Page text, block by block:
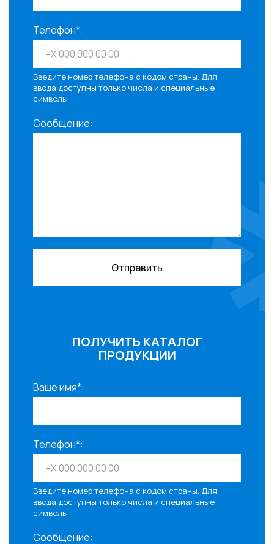
Телефон*:
Введите номер телефона с кодом страны. Для
ввода доступны только числа и специальные
символы
Сообщение:
Отправить
ПОЛУЧИТЬ КАТАЛОГ
ПРОДУКЦИИ
Ваше имя*:
Телефон*:
Введите номер телефона с кодом страны. Для
ввода доступны только числа и специальные
символы
Сообщение: